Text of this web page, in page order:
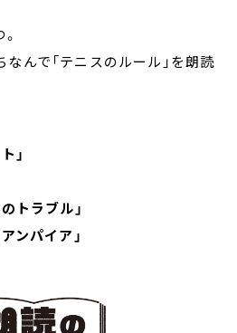
なんで「テニスのルール」を朗読
」
トラブル」
ンパイア」